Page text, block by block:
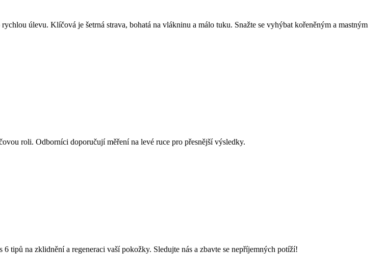
úlevu. Klíčová je šetrná strava, bohatá na vlákninu a málo tuku. Snažte se vyhýbat kořeněným a mastným
roli. Odborníci doporučují měření na levé ruce pro přesnější výsledky.
tipů na zklidnění a regeneraci vaší pokožky. Sledujte nás a zbavte se nepříjemných potíží!